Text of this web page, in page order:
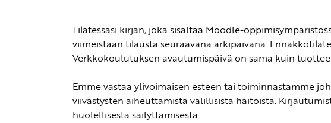
Tilatessasi kirjan, joka sisältää Moodle-
viimeistään tilausta seuraavana arkipäivänä.
Verkkokoulutuksen avautumispäivä on sama kuin
Emme vastaa ylivoimaisen esteen tai toiminnastamme
viivästysten aiheuttamista välillisistä haitoista.
huolellisesta säilyttämisestä.